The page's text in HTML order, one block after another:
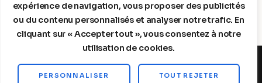
expérience de navigation, vous proposer des publicités
ou du contenu personnalisés et analyser notre trafic. En
cliquant sur « Accepter tout », vous consentez à notre
utilisation de cookies.
PERSONNALISER TOUT REJETER